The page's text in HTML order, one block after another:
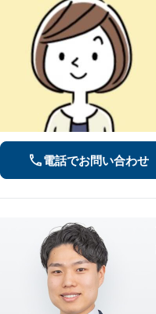
電話でお問い合わせ